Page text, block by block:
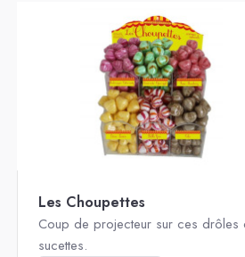
Les Choupettes
Coup de projecteur sur ces drôles
sucettes.